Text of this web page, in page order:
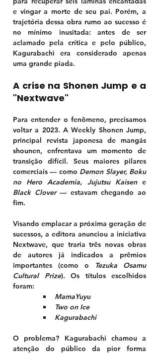
e vingar a morte de seu pai. Porém, a
trajetória dessa obra rumo ao sucesso é
no mínimo inusitada: antes de ser
aclamado pela crítica e pelo público,
Kagurabachi era considerado apenas
uma grande piada.
A crise na Shonen Jump e a
"Nextwave"
Para entender o fenômeno, precisamos
voltar a 2023. A Weekly Shonen Jump,
principal revista japonesa de mangás
shounen, enfrentava um momento de
transição difícil. Seus maiores pilares
comerciais — como Demon Slayer, Boku
no Hero Academia, Jujutsu Kaisen
Black Clover — estavam chegando ao
fim.
Visando emplacar a próxima geração de
Nextwave, que traria três novas obras
de autores já indicados a prêmios
importantes (como o
Tezuka Osamu
Cultural Prize). Os títulos escolhidos
foram:
MamaYuyu
Two on Ice
Kagurabachi
O problema? Kagurabachi chamou a
atenção do público da pior forma